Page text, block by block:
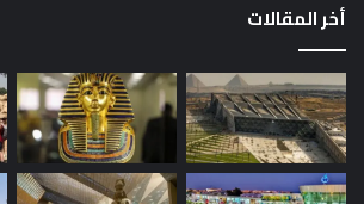
أخر المقالات